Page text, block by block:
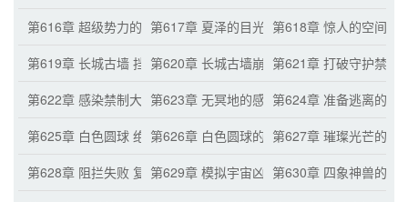
第616章 超级势力的底蕴重宝 惊人的奥德殿
第617章 夏泽的目光 恐惧的琥元虚王
第618章 惊人的空间旋
第619章 长城古墙 挡住了？第620章 长城古墙崩溃 感染五大半步界王
第621章 打破守护禁制
第622章 感染禁制大师 密匙大陆的熟悉感第623章 无冥地的感染蔓延 超级势力的恐惧
第624章 准备逃离的两
第625章 白色圆球 绝世禁制的诞生第626章 白色圆球的变化第627章 璀璨光芒的出
第628章 阻拦失败 复制禁制之力的手段第629章 模拟宇宙凶兽 璀璨光芒的奇怪之处
第630章 四象神兽的出